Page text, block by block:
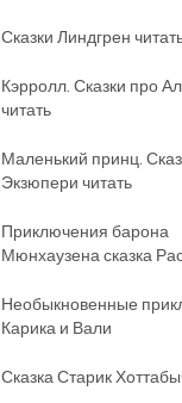
Сказки Линдгрен
Кэрролл. Сказки про
читать
Маленький принц.
Экзюпери читать
Приключения барона
Мюнхаузена сказка
Необыкновенные
Карика и Вали
Сказка Старик